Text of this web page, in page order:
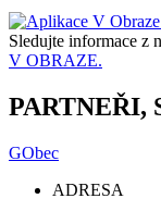
Sledujte informace z
V OBRAZE.
PARTNEŘI,
GObec
ADRESA